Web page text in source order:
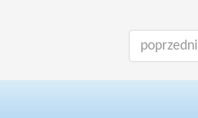
poprzedni